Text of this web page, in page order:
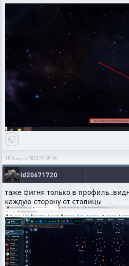
15 Августа 2023 21:59:18
id20671720
таже фигня только в
каждую сторону от столицы